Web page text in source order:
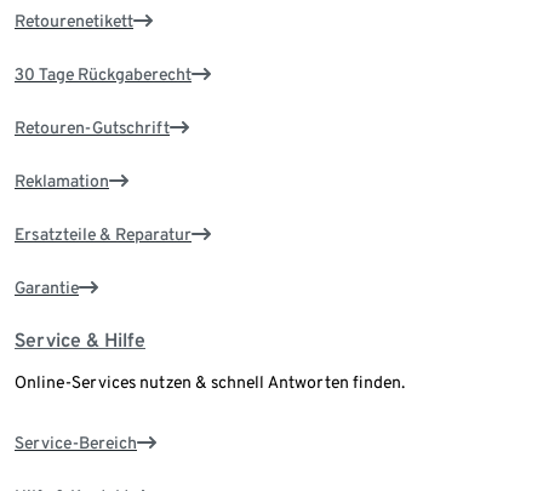
Retourenetikett
30 Tage Rückgaberecht
Retouren-Gutschrift
Reklamation
Ersatzteile & Reparatur
Garantie
Service & Hilfe
Online-Services nutzen & schnell Antworten finden.
Service-Bereich